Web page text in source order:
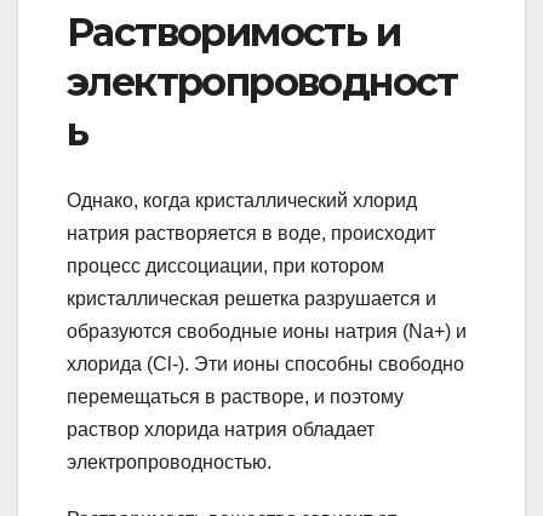
Растворимость и
электропроводност
ь
Однако, когда кристаллический хлорид
натрия растворяется в воде, происходит
процесс диссоциации, при котором
кристаллическая решетка разрушается и
образуются свободные ионы натрия (Na+) и
хлорида (Cl-). Эти ионы способны свободно
перемещаться в растворе, и поэтому
раствор хлорида натрия обладает
электропроводностью.